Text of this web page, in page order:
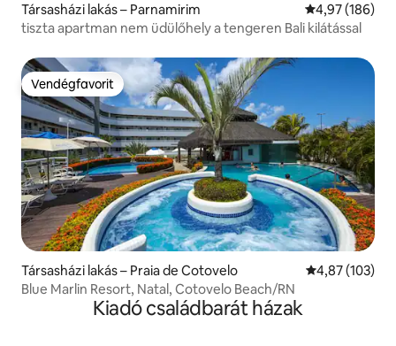
Társasházi lakás – Parnamirim Átlagos
4,97 (186)
tiszta apartman nem üdülőhely a tengeren Bali kilátással
Vendégfavorit
Vendégfavorit
Társasházi lakás – Praia de Cotovelo Átlagos
4,87 (103)
Blue Marlin Resort, Natal, Cotovelo Beach/RN
Kiadó családbarát házak